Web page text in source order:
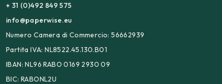
+ 31 (0)492 849 575
info@paperwise.eu
Numero Camera di Commercio: 56662939
Partita IVA: NL8522.45.130.B01
IBAN: NL96 RABO 0169 2930 09
BIC: RABONL2U